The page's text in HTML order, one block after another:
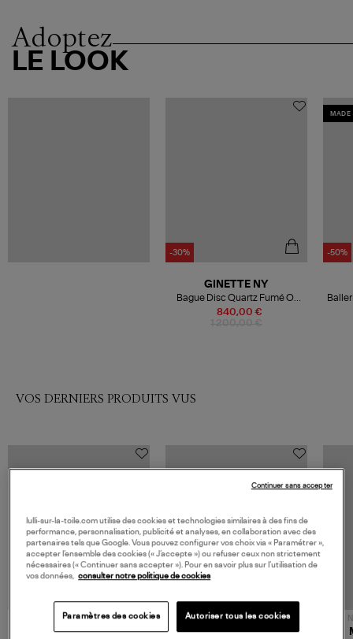
Adoptez
LE LOOK
-30%
840,00 €
GINETTE NY
Bague Disc Quartz Fumé Or
Rose
MADE
-50%
VOS DERNIERS PRODUITS VUS
JEROME DREYFUSS
NOUVELLE COLLECTION
TORAL
lulli-sur-la-toile.com utilise des cookies et technologies similaires à des fins de
performance, personnalisation, publicité et analyses, en collaboration avec des
partenaires tels que Google. Vous pouvez configurer vos choix via « Paramétrer »,
accepter l’ensemble des cookies (« J’accepte ») ou refuser ceux non strictement
nécessaires (« Continuer sans accepter »). Pour en savoir plus sur l’utilisation de
vos données, consulter notre politique de cookies
Paramètres des cookies Autoriser tous les cookies
Continuer sans accepter